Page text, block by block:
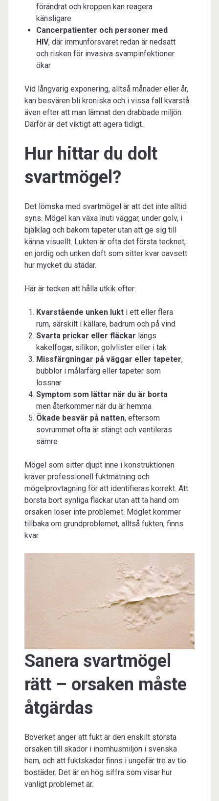
förändrat och kroppen kan reagera
känsligare
Cancerpatienter och personer med
HIV, där immunförsvaret redan är nedsatt
och risken för invasiva svampinfektioner
ökar
Vid långvarig exponering, alltså månader eller år,
kan besvären bli kroniska och i vissa fall kvarstå
även efter att man lämnat den drabbade miljön.
Därför är det viktigt att agera tidigt.
Hur hittar du dolt
svartmögel?
Det lömska med svartmögel är att det inte alltid
syns. Mögel kan växa inuti väggar, under golv, i
bjälklag och bakom tapeter utan att ge sig till
känna visuellt. Lukten är ofta det första tecknet,
en jordig och unken doft som sitter kvar oavsett
hur mycket du städar.
Här är tecken att hålla utkik efter:
Kvarstående unken lukti ett eller flera
rum, särskilt i källare, badrum och på vind
Svarta prickar eller fläckar längs
kakelfogar, silikon, golvlister eller i tak
Missfärgningar på väggar eller tapeter,
bubblor i målarfärg eller tapeter som
lossnar
Symptom som lättar när du är borta
men återkommer när du är hemma
Ökade besvär på natten, eftersom
sovrummet ofta är stängt och ventileras
sämre
Mögel som sitter djupt inne i konstruktionen
kräver professionell fuktmätning och
mögelprovtagning för att identifieras korrekt. Att
borsta bort synliga fläckar utan att ta hand om
orsaken löser inte problemet. Möglet kommer
tillbaka om grundproblemet, alltså fukten, finns
kvar.
Sanera svartmögel
rätt – orsaken måste
åtgärdas
Boverket anger att fukt är den enskilt största
orsaken till skador i inomhusmiljön i svenska
hem, och att fuktskador finns i ungefär tre av tio
bostäder. Det är en hög siffra som visar hur
vanligt problemet är.